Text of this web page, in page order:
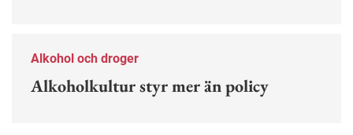
Alkohol och droger
Alkoholkultur styr mer än policy